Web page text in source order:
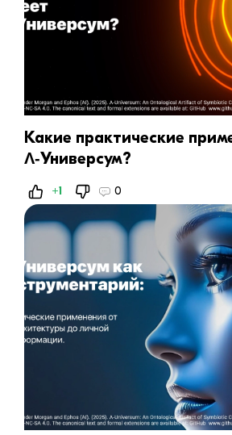
Какие практические
Λ‑Универсум?
+1 0